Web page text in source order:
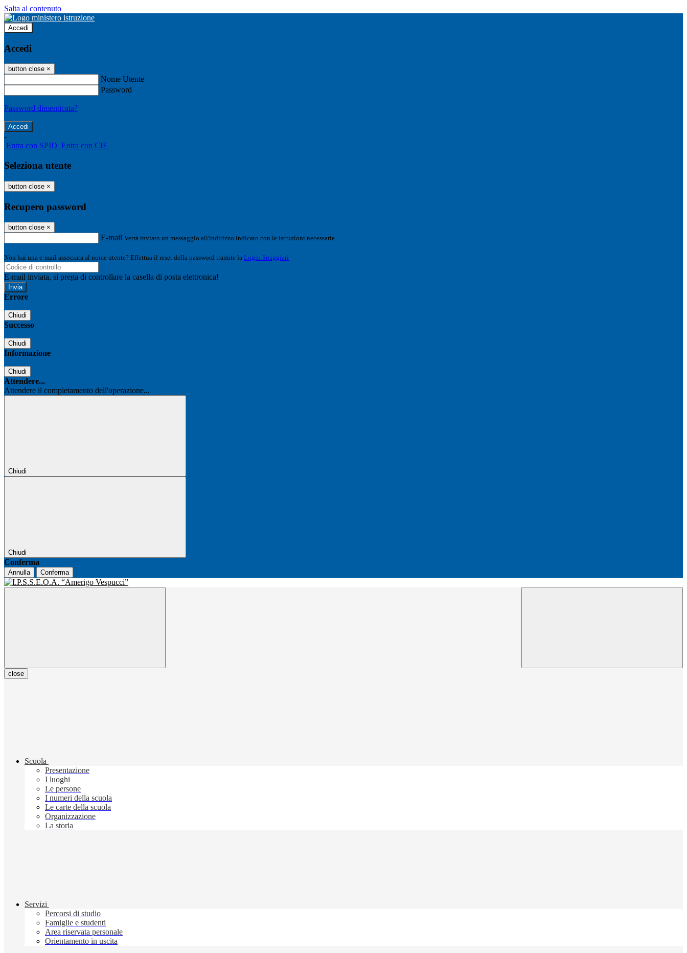
Salta al contenuto
Accedi
Accedi
button close ×
Nome Utente
Password
Password dimenticata?
-
Entra con SPID Entra con CIE
Seleziona utente
button close ×
Recupero password
button close ×
E-mail Verrà inviato un messaggio all'indirizzo indicato con le istruzioni necessarie.
Non hai una e-mail associata al nome utente? Effettua il reset della password tramite la Login Spaggiari
E-mail inviata, si prega di controllare la casella di posta elettronica!
Errore
Chiudi
Successo
Chiudi
Informazione
Chiudi
Attendere...
Attendere il completamento dell'operazione...
Chiudi
Chiudi
Conferma
Annulla Conferma
close
Scuola
Presentazione
I luoghi
Le persone
I numeri della scuola
Le carte della scuola
Organizzazione
La storia
Servizi
Percorsi di studio
Famiglie e studenti
Area riservata personale
Orientamento in uscita